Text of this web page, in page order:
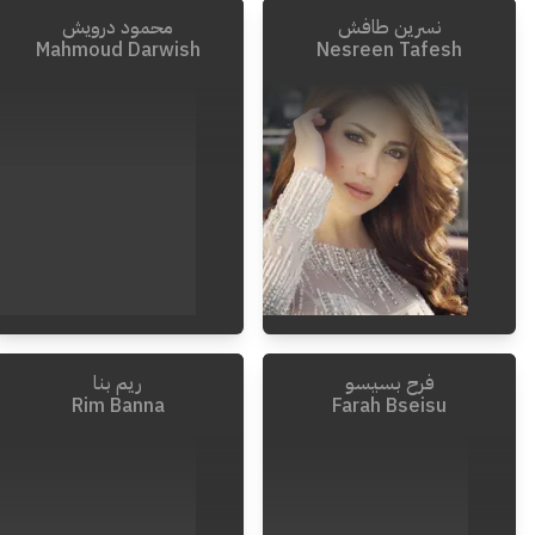
2003
نسرين طافش
Nesreen Tafesh
2008
محمود درويش
Mahmoud Darwish
فرح بسيسو
Farah Bseisu
ريم بنا
Rim Banna